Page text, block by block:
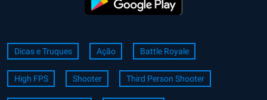
Dicas e Truques Ação Battle Royale
High FPS Shooter Third Person Shooter